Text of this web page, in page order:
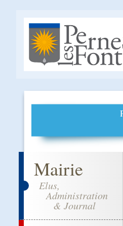
Mairie
Elus,
Administration
& Journal